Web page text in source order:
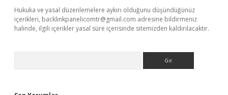
Hukuka ve yasal düzenlemelere aykırı olduğunu düşündüğünüz
içerikleri, backlinkpanelicomtr@gmail.com adresine bildirmeniz
halinde, ilgili içerikler yasal süre içerisinde sitemizden kaldırılacaktır.